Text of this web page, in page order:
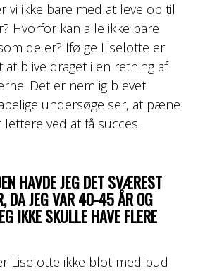
vi ikke bare med at leve op til
Hvorfor kan alle ikke bare
de er? Ifølge Liselotte er
at blive draget i en retning af
Det er nemlig blevet
undersøgelser, at pæne
ved at få succes.
HAVDE JEG DET SVÆREST
DA JEG VAR 40-45 ÅR OG
IKKE SKULLE HAVE FLERE
Liselotte ikke blot med bud